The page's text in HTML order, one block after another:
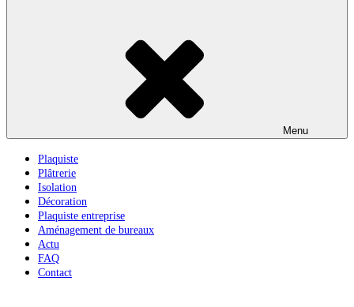
Menu
Plaquiste
Plâtrerie
Isolation
Décoration
Plaquiste entreprise
Aménagement de bureaux
Actu
FAQ
Contact